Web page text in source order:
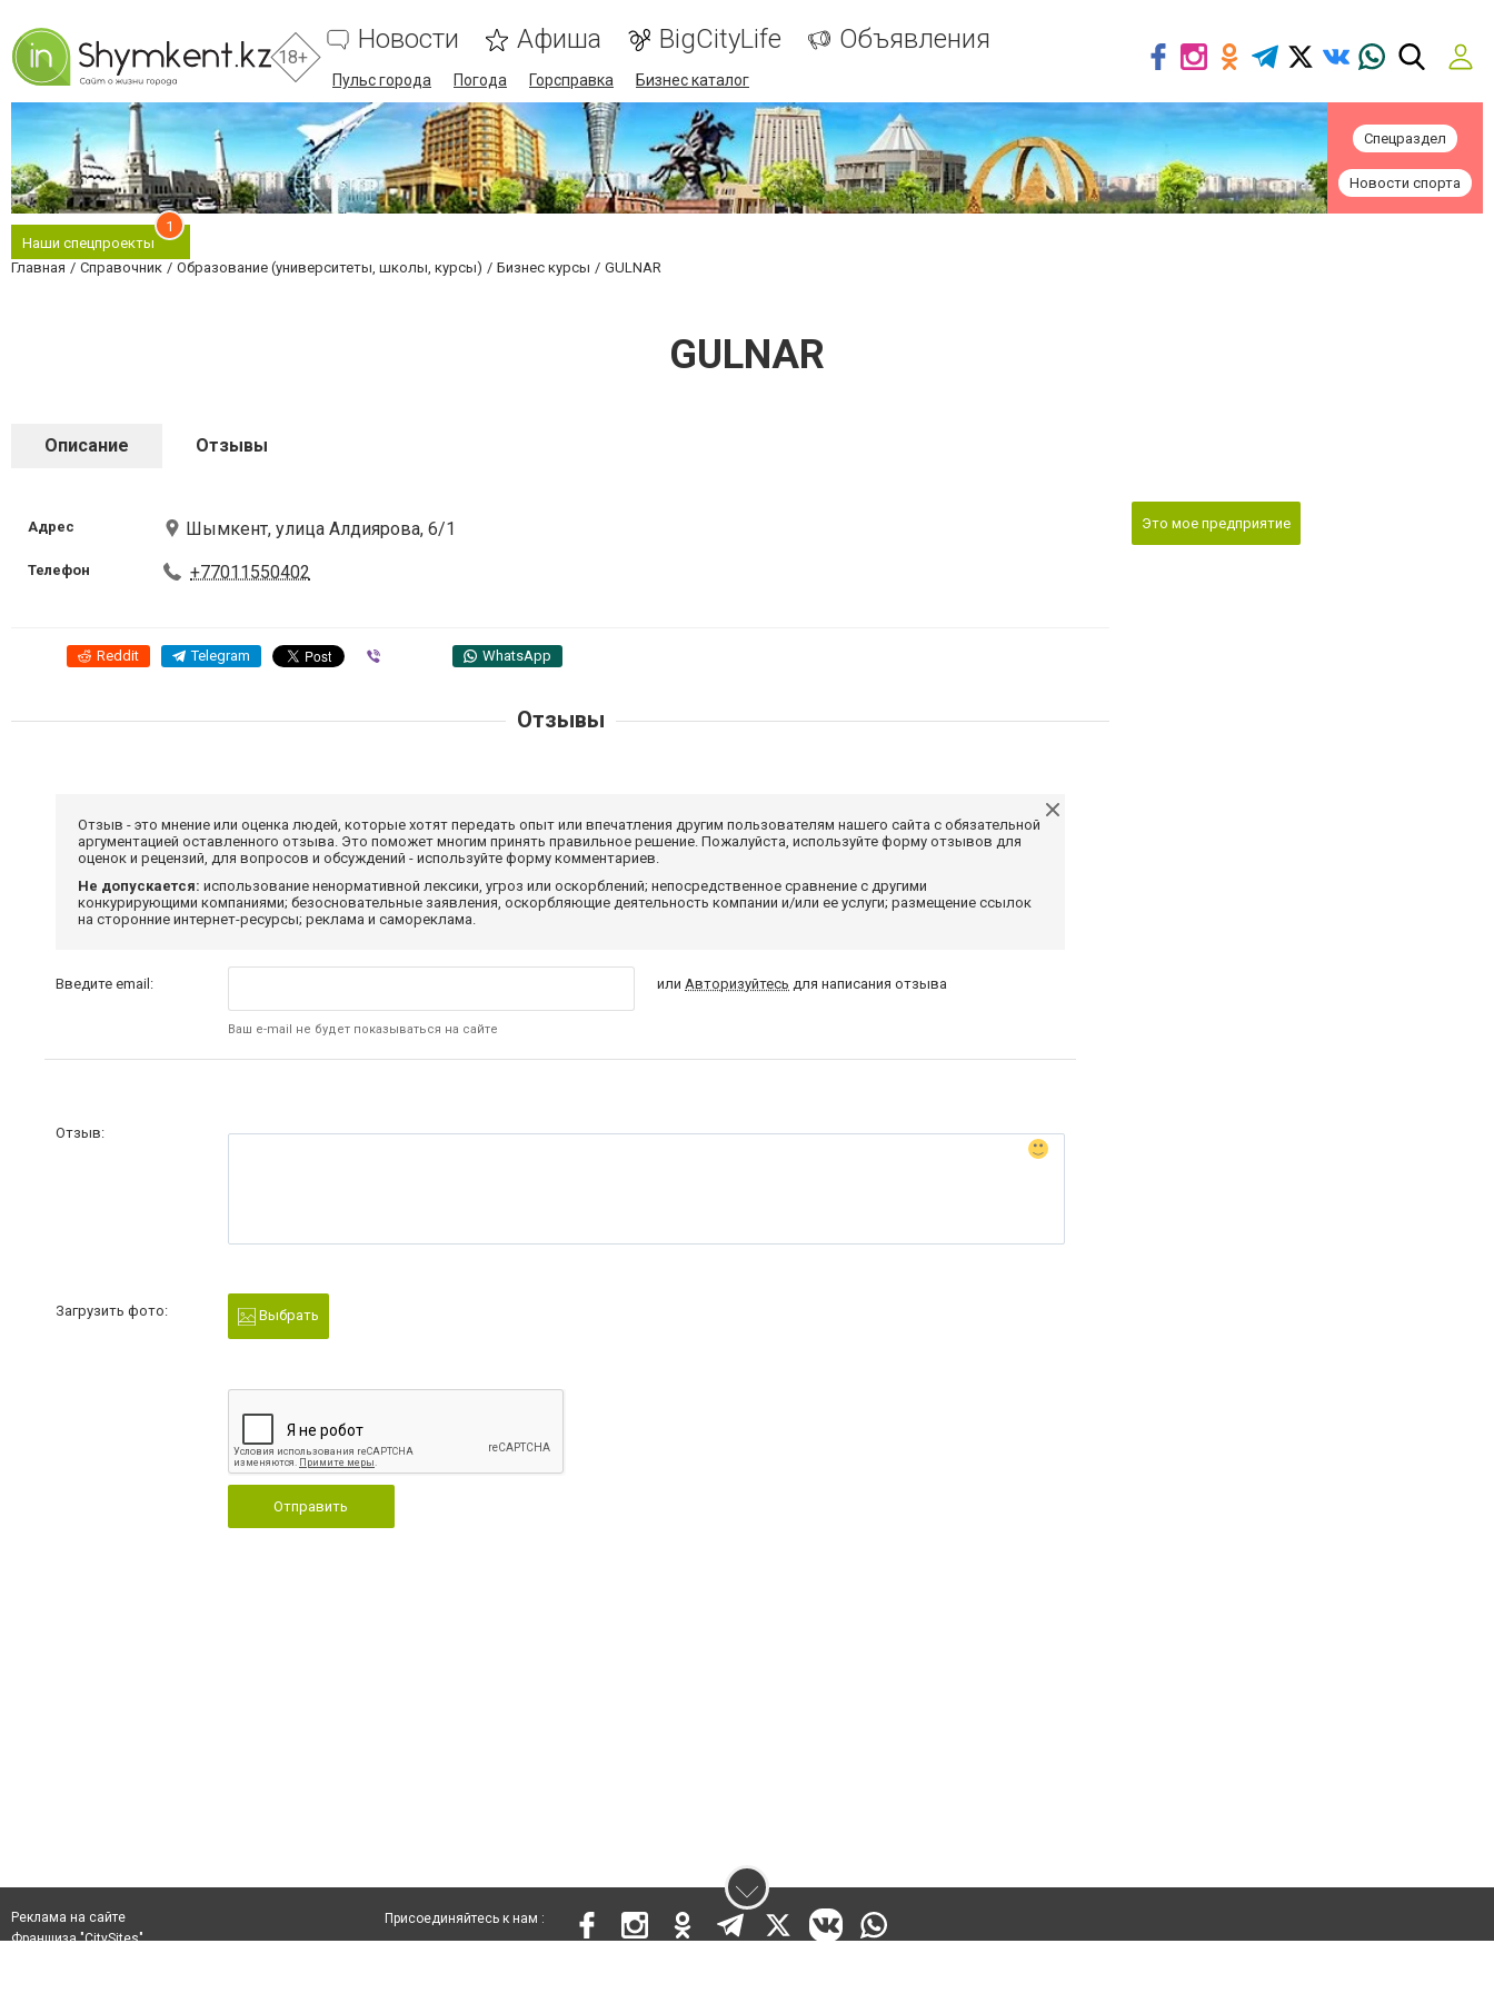
18+
Новости Афиша BigCityLife Объявления
Пульс города Погода Горсправка Бизнес каталог
Спецраздел
Новости спорта
Наши спецпроекты
1
Главная Справочник Образование (университеты, школы, курсы) Бизнес курсы GULNAR
GULNAR
Описание Отзывы
Адрес Шымкент, улица Алдиярова, 6/1
Телефон +77011550402
Reddit Telegram WhatsApp
Это мое предприятие
Отзывы
Отзыв - это мнение или оценка людей, которые хотят передать опыт или впечатления другим пользователям нашего сайта с обязательной
аргументацией оставленного отзыва. Это поможет многим принять правильное решение. Пожалуйста, используйте форму отзывов для
оценок и рецензий, для вопросов и обсуждений - используйте форму комментариев.
Не допускается: использование ненормативной лексики, угроз или оскорблений; непосредственное сравнение с другими
конкурирующими компаниями; безосновательные заявления, оскорбляющие деятельность компании и/или ее услуги; размещение ссылок
на сторонние интернет-ресурсы; реклама и самореклама.
Введите email:
Ваш e-mail не будет показываться на сайте
илиАвторизуйтесь для написания отзыва
Отзыв:
Загрузить фото: Выбрать
Отправить
Реклама на сайте
Франшиза "CitySites"
Присоединяйтесь к нам :